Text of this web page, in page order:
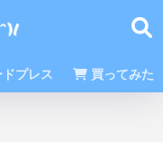
ドプレス 買ってみた